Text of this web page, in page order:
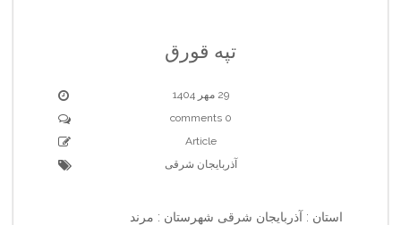
تپه قورق
29 مهر 1404
0 comments
Article
آذربایجان شرقی
استان : آذربایجان شرقی شهرستان : مرند